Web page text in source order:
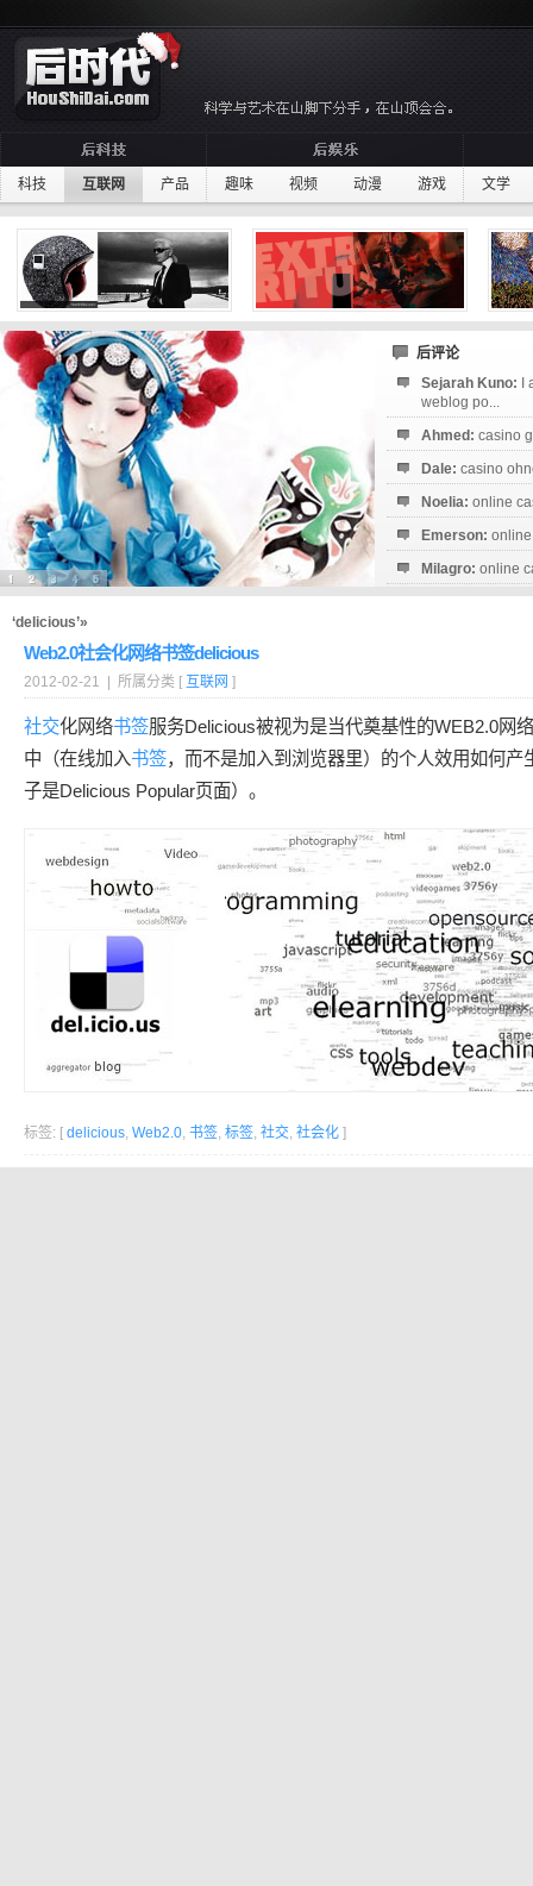
科技 互联网 产品 趣味 视频 动漫 游戏 文学
后评论
Sejarah Kuno:
weblog po...
Ahmed: casino
Dale: casino
Noelia: online
Emerson:
Milagro: online
‘delicious’»
Web2.0社会化网络书签delicious
2012-02-21 | 所属分类 [ 互联网 ]
社交化网络书签服务Delicious被视为是当代奠基性的WEB2.0网
中（在线加入书签，而不是加入到浏览器里）的个人效用如何
子是Delicious Popular页面）。
标签: [ delicious, Web2.0, 书签, 标签, 社交, 社会化 ]